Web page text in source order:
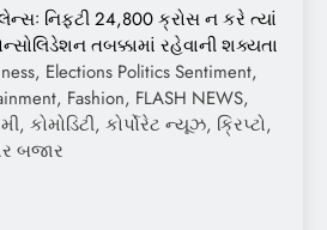
નિફ્ટી 24,800 ક્રોસ ન કરે ત્યાં
તબક્કામાં રહેવાની શક્યતા
Elections Politics Sentiment,
Fashion, FLASH NEWS,
કોમોડિટી, કોર્પોરેટ ન્યૂઝ, ક્રિપ્ટો,
બજાર